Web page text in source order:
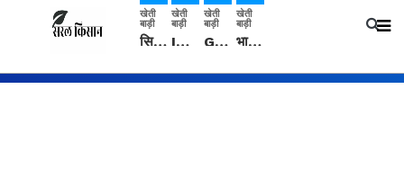
खेती
बाड़ी
सिरसा: कृषि विज्ञान केंद्र की बैठक में फसल बीमा विधि कारण व कृषि उद्यमिता बढ़ावा देने पर चर्चा
खेती
बाड़ी
IMD: राजस्थान में प्री-मानसून की सामान्य से 74% अधिक बारिश, दस्तक में देरी और मानसून कमजोर रहेगा
खेती
बाड़ी
Guar Ka Rate: ग्वार के भाव में हल्की बढ़ोतरी, बढ़ सकता है बुवाई का रकबा
खेती
बाड़ी
भारत में 29 मई से शुरु होगी प्री-मानसून बारिश, ECMWF विदेशी मौसम एजेंसी का पूर्वानुमान